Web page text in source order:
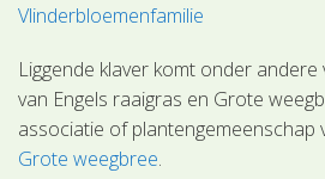
Vlinderbloemenfamilie
Liggende klaver komt onder
van Engels raaigras en Grote
associatie of plantengemeenschap
Grote weegbree.